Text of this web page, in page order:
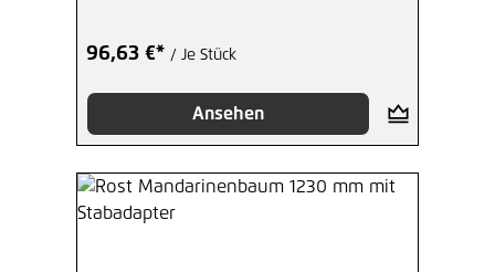
96,63 €* / Je Stück
Ansehen